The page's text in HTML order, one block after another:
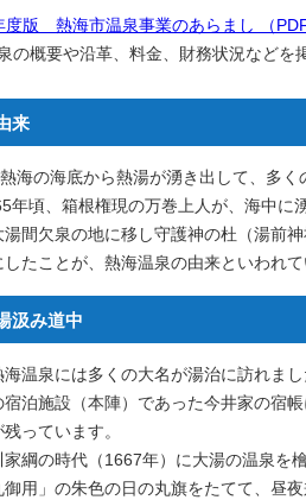
度版 熱海市温泉事業のあらまし （PDF
の概要や沿革、料金、財務状況などを
来
海の海底から熱湯が湧き出して、多く
年頃、箱根権現の万巻上人が、海中に
湯間欠泉の地に移し守護神の杜（湯前
たことが、熱海温泉の由来といわれて
汲み道中
温泉には多くの大名が湯治に訪れまし
宿泊施設（本陣）であった今井家の宿
っています。
家綱の時代（1667年）に大湯の温泉を
用」の朱色の日の丸旗をたてて、昼